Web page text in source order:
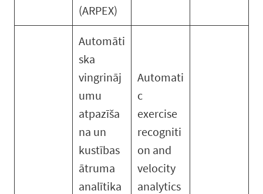
(ARPEX)
Automāti
ska
vingrināj
umu
atpazīša
na un
kustības
ātruma
analītika
Automati
c
exercise
recogniti
on and
velocity
analytics